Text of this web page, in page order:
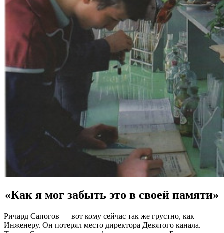
«Как я мог забыть это в своей памяти»
Ричард Сапогов — вот кому сейчас так же грустно, как
Инженеру. Он потерял место директора Девятого канала.